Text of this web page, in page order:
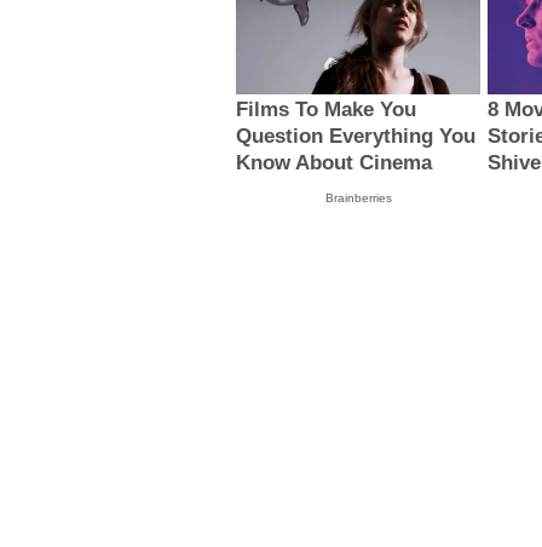
Films To Make You
Question Everything You
Know About Cinema
Brainberries
8